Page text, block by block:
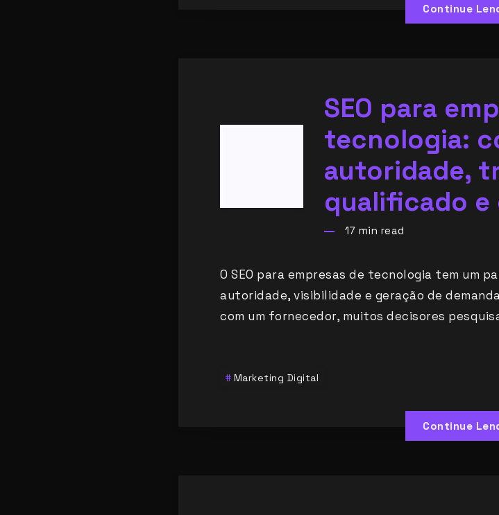
Continue
SEO para
tecnologia:
autoridade,
qualificado e
17 min read
O SEO para empresas de tecnologia tem um
autoridade, visibilidade e geração de
com um fornecedor, muitos decisores
Marketing Digital
Continue